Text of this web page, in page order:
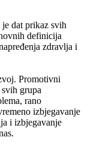
dat prikaz svih
definicija
zdravlja i
Promotivni
grupa
rano
izbjegavanje
i izbjegavanje